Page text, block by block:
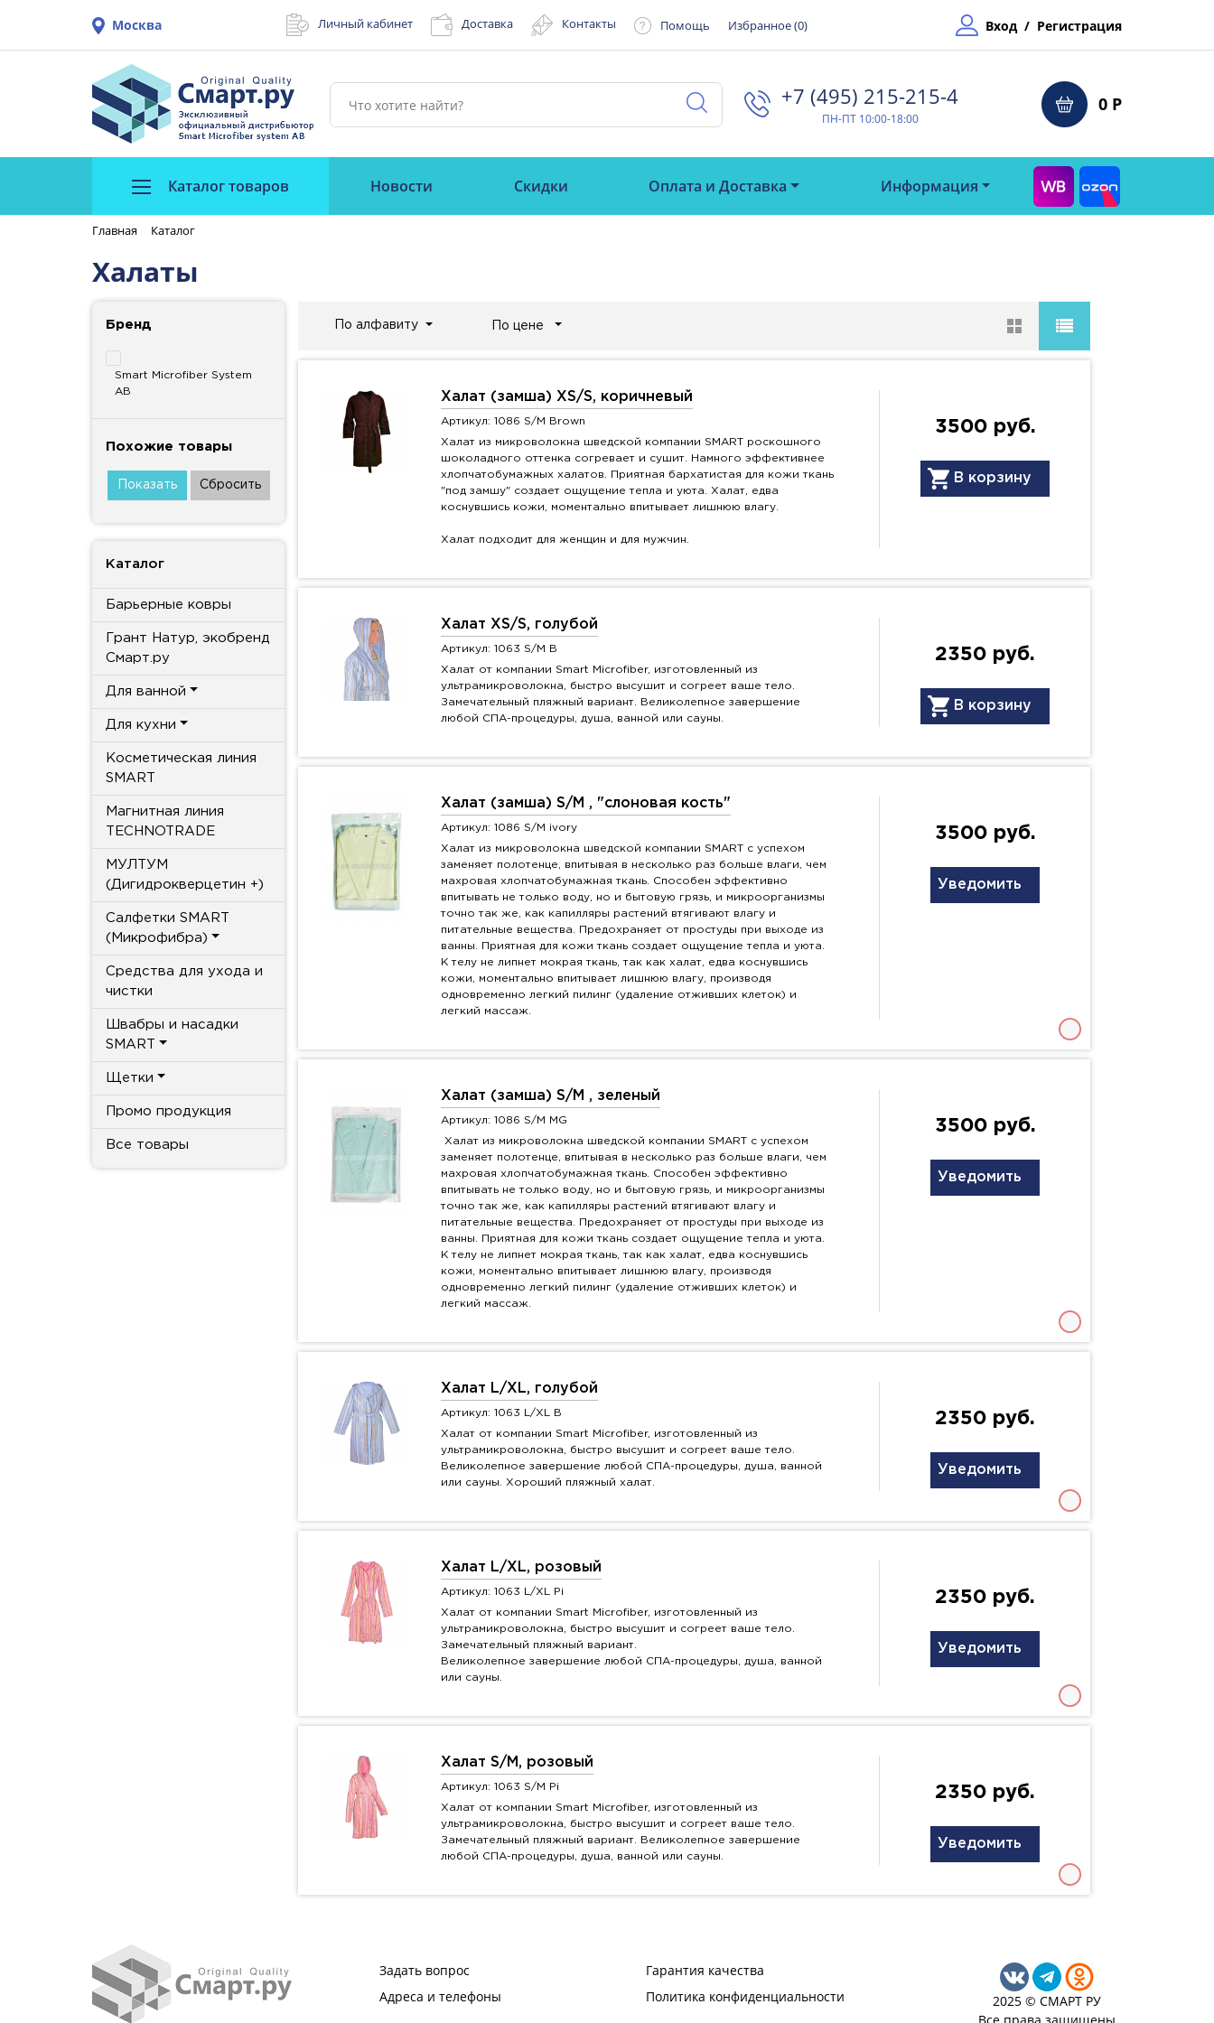
Москва Личный кабинет Доставка Контакты Помощь Избранное (0) Вход / Регистрация
+7 (495) 215-215-4⁠
ПН-ПТ 10:00-18:00
0 Р
Каталог товаров Новости Скидки Оплата и Доставка Информация
Главная Каталог
Халаты
Бренд
Smart Microfiber System
AB
Похожие товары
Каталог
Барьерные ковры
Грант Натур, экобренд
Смарт.ру
Для ванной
Для кухни
Косметическая линия
SMART
Магнитная линия
TECHNOTRADE
МУЛТУМ
(Дигидрокверцетин +)
Салфетки SMART
(Микрофибра)
Средства для ухода и
чистки
Швабры и насадки
SMART
Щетки
Промо продукция
Все товары
По алфавиту По цене
Халат (замша) XS/S, коричневый
Артикул: 1086 S/M Brown
Халат из микроволокна шведской компании SMART роскошного
шоколадного оттенка согревает и сушит. Намного эффективнее
хлопчатобумажных халатов. Приятная бархатистая для кожи ткань
"под замшу" создает ощущение тепла и уюта. Халат, едва
коснувшись кожи, моментально впитывает лишнюю влагу.
Халат подходит для женщин и для мужчин.
3500 руб.
В корзину
Халат XS/S, голубой
Артикул: 1063 S/M B
Халат от компании Smart Microfiber, изготовленный из
ультрамикроволокна, быстро высушит и согреет ваше тело.
Замечательный пляжный вариант. Великолепное завершение
любой СПА-процедуры, душа, ванной или сауны.
2350 руб.
В корзину
Халат (замша) S/M , "слоновая кость"
Артикул: 1086 S/M ivory
Халат из микроволокна шведской компании SMART с успехом
заменяет полотенце, впитывая в несколько раз больше влаги, чем
махровая хлопчатобумажная ткань. Способен эффективно
впитывать не только воду, но и бытовую грязь, и микроорганизмы
точно так же, как капилляры растений втягивают влагу и
питательные вещества. Предохраняет от простуды при выходе из
ванны. Приятная для кожи ткань создает ощущение тепла и уюта.
К телу не липнет мокрая ткань, так как халат, едва коснувшись
кожи, моментально впитывает лишнюю влагу, производя
одновременно легкий пилинг (удаление отживших клеток) и
легкий массаж.
3500 руб.
Уведомить
Халат (замша) S/M , зеленый
Артикул: 1086 S/M MG
Халат из микроволокна шведской компании SMART с успехом
заменяет полотенце, впитывая в несколько раз больше влаги, чем
махровая хлопчатобумажная ткань. Способен эффективно
впитывать не только воду, но и бытовую грязь, и микроорганизмы
точно так же, как капилляры растений втягивают влагу и
питательные вещества. Предохраняет от простуды при выходе из
ванны. Приятная для кожи ткань создает ощущение тепла и уюта.
К телу не липнет мокрая ткань, так как халат, едва коснувшись
кожи, моментально впитывает лишнюю влагу, производя
одновременно легкий пилинг (удаление отживших клеток) и
легкий массаж.
3500 руб.
Уведомить
Халат L/XL, голубой
Артикул: 1063 L/XL B
Халат от компании Smart Microfiber, изготовленный из
ультрамикроволокна, быстро высушит и согреет ваше тело.
Великолепное завершение любой СПА-процедуры, душа, ванной
или сауны. Хороший пляжный халат.
2350 руб.
Уведомить
Халат L/XL, розовый
Артикул: 1063 L/XL Pi
Халат от компании Smart Microfiber, изготовленный из
ультрамикроволокна, быстро высушит и согреет ваше тело.
Замечательный пляжный вариант.
Великолепное завершение любой СПА-процедуры, душа, ванной
или сауны.
2350 руб.
Уведомить
Халат S/M, розовый
Артикул: 1063 S/M Pi
Халат от компании Smart Microfiber, изготовленный из
ультрамикроволокна, быстро высушит и согреет ваше тело.
Замечательный пляжный вариант. Великолепное завершение
любой СПА-процедуры, душа, ванной или сауны.
2350 руб.
Уведомить
Задать вопрос
Адреса и телефоны
Гарантия качества
Политика конфиденциальности
2025 © СМАРТ РУ